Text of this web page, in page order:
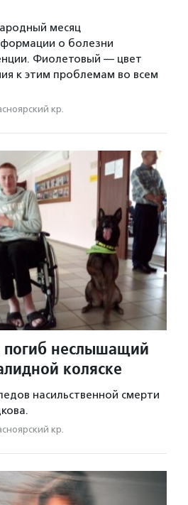
месяц
о болезни
Фиолетовый — цвет
к этим проблемам во всем
кр.
погиб неслышащий
коляске
насильственной смерти
кр.